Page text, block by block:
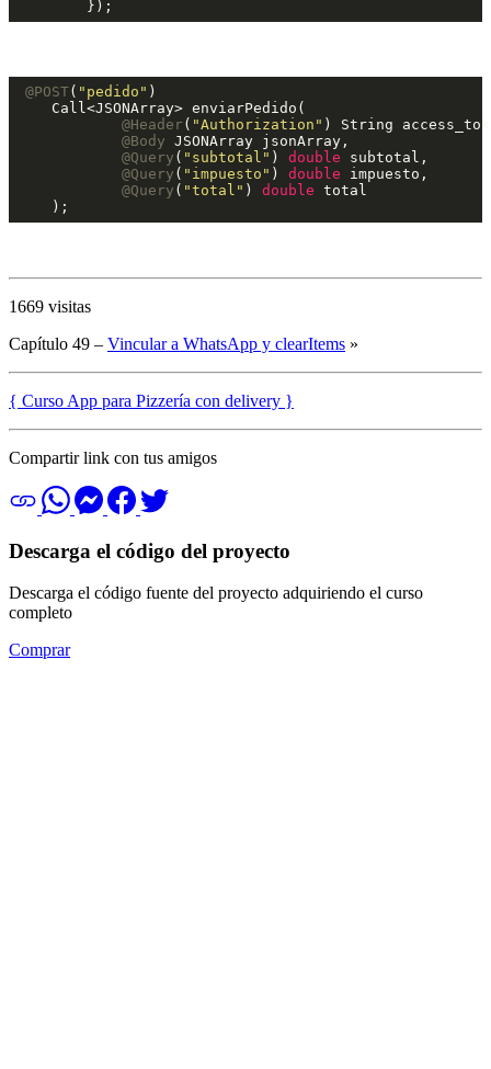
@POST( "pedido" )
    Call<JSONArray> enviarPedido(
@Header( "Authorization" ) String
@Body JSONArray jsonArray,
@Query ( "subtotal" ) double subtotal,
@Query ( "impuesto" ) double impuesto,
@Query ( "total" ) double total
    );
1669 visitas
Capítulo 49 – Vincular a WhatsApp y clearItems »
{ Curso App para Pizzería con delivery }
Compartir link con tus amigos
Descarga el código del proyecto
Descarga el código fuente del proyecto adquiriendo el curso
completo
Comprar